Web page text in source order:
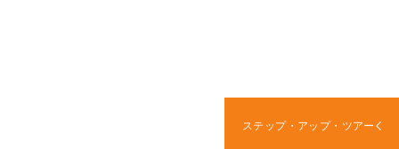
ステップ・アップ・ツアー